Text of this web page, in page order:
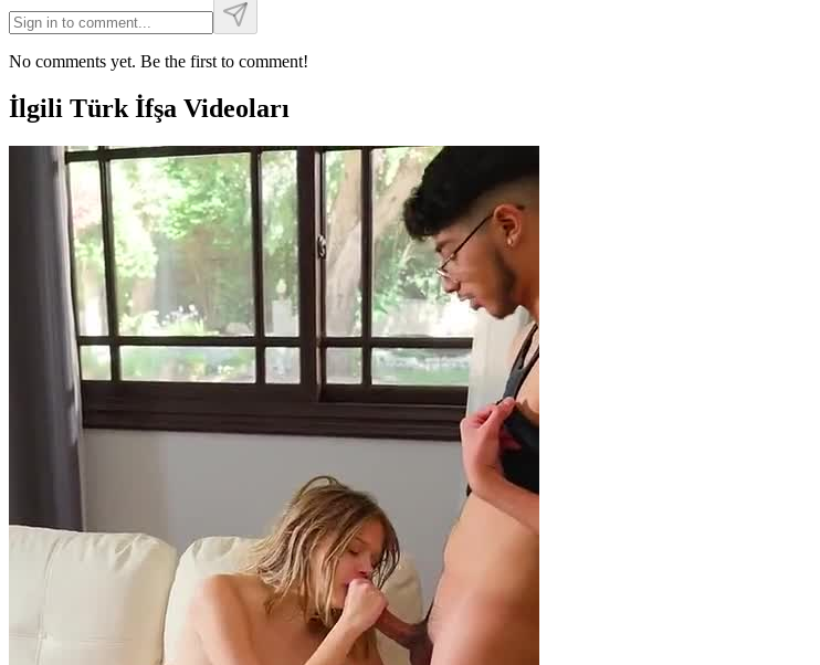
No comments yet. Be the first to comment!
İlgili Türk İfşa Videoları